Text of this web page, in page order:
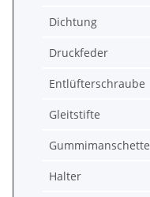
Dichtung
Druckfeder
Entlüfterschraube
Gleitstifte
Gummimanschette
Halter